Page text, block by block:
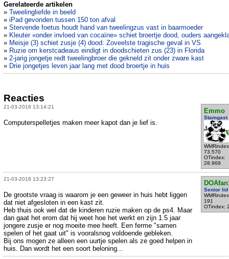
Gerelateerde artikelen
» Tweelingliefde in beeld
» iPad gevonden tussen 150 ton afval
» Stervende foetus houdt hand van tweelingzus vast in baarmoeder
» Kleuter «onder invloed van cocaïne» schiet broertje dood, ouders
» Meisje (3) schiet zusje (4) dood: Zoveelste tragische geval in VS
» Ruzie om kerstcadeaus eindigt in doodschieten zus (23) in Florida
» 2-jarig jongetje redt tweelingbroer die gekneld zit onder zware kast
» Drie jongetjes leven jaar lang met dood broertje in huis
Reacties
21-03-2018 13:14:21
Emmo
Stamgast
73.570
OTindex:
28.969
Computerspelletjes maken meer kapot dan je lief is.
21-03-2018 13:23:27
Senior lid
191
OTindex:
De grootste vraag is waarom je een geweer in huis hebt liggen
dat niet afgesloten in een kast zit.
Heb thuis ook wel dat de kinderen ruzie maken op de ps4. Maar
dan gaat het erom dat hij weet hoe het werkt en zijn 1.5 jaar
jongere zusje er nog moeite mee heeft. Een ferme "samen
spelen of het gaat uit" is vooralsnog voldoende gebleken.
Bij ons mogen ze alleen een uurtje spelen als ze goed helpen in
huis. Dan wordt het een soort beloning...